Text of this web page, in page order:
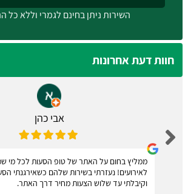
השירות ניתן בחינם לגמרי וללא כל
חוות דעת אחרונות
אבי כהן
ממליץ בחום על האתר של טופ הסעות לכל מי
לאירועים! נעזרתי בשירות שלהם כשאירגנתי
וקיבלתי עד שלוש הצעות מחיר דרך האתר.